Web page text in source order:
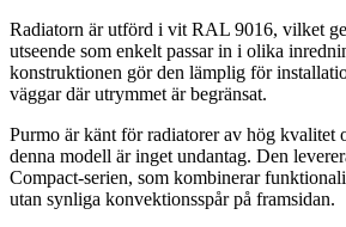
Radiatorn är utförd i vit RAL 9016, vilket
utseende som enkelt passar in i olika
konstruktionen gör den lämplig för
väggar där utrymmet är begränsat.
Purmo är känt för radiatorer av hög kvalitet
denna modell är inget undantag. Den
Compact-serien, som kombinerar
utan synliga konvektionsspår på framsidan.